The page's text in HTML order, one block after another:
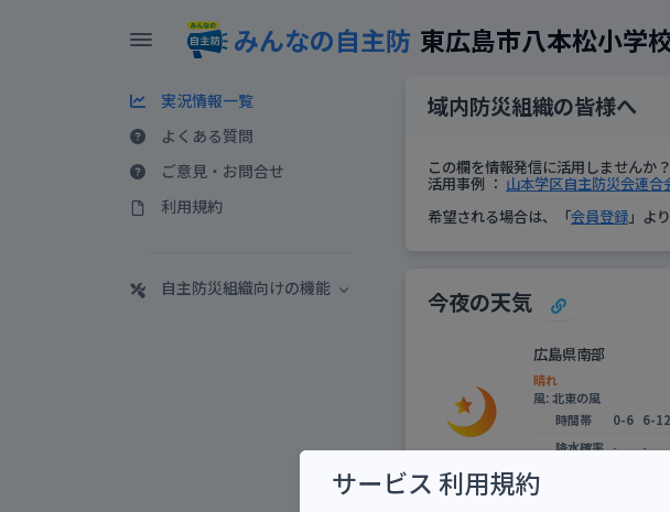
みんなの自主防 東広島市八本松小学
実況情報一覧
よくある質問
ご意見・お問合せ
利用規約
自主防災組織向けの機能
サービス 利用規約
域内防災組織の皆様へ
この欄を情報発信に活用しませんか？
活用事例 ： 山本学区自主防災会連合
希望される場合は、「会員登録」よ
今夜の天気
広島県南部
晴れ
風: 北東の風
時間帯
0-6 6-12
降水確率 - -